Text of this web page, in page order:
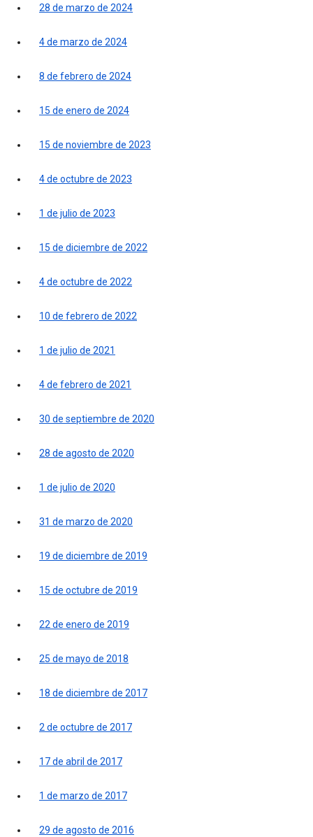
28 de marzo de 2024
4 de marzo de 2024
8 de febrero de 2024
15 de enero de 2024
15 de noviembre de 2023
4 de octubre de 2023
1 de julio de 2023
15 de diciembre de 2022
4 de octubre de 2022
10 de febrero de 2022
1 de julio de 2021
4 de febrero de 2021
30 de septiembre de 2020
28 de agosto de 2020
1 de julio de 2020
31 de marzo de 2020
19 de diciembre de 2019
15 de octubre de 2019
22 de enero de 2019
25 de mayo de 2018
18 de diciembre de 2017
2 de octubre de 2017
17 de abril de 2017
1 de marzo de 2017
29 de agosto de 2016